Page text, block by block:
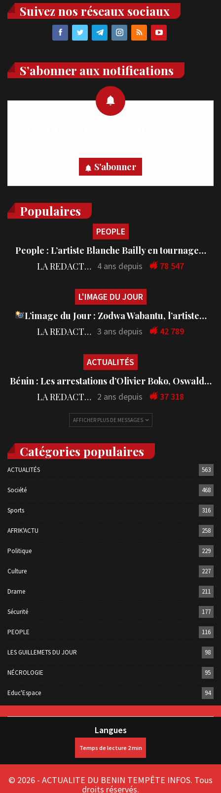
Suivez nos réseaux sociaux
S’abonner aux notifications
S'abonner
Populaires
PEOPLE
People : L’artiste Blanche Bailly en tournage…
LA REDACTION 4 ans depuis 78 547
L'IMAGE DU JOUR
L’image du Jour : Zodwa Wabantu, l’artiste…
LA REDACTION 3 ans depuis 42 789
ACTUALITÉS
Bénin : Les arrestations d’Olivier Boko, Oswald…
LA REDACTION 2 ans depuis 37 318
AFFICHER PLUS DE MESSAGES
Catégories populaires
ACTUALITÉS 563
Société 468
Sports 316
AFRIK'ACTU 258
Politique 229
Culture 227
Drame 211
Sécurité 177
PEOPLE 116
LES GUILLEMETS DU JOUR 98
NÉCROLOGIE 95
Educ'Espace 94
Langues
© 2026 - ACTUALITE DU BENIN TEMPÊTE INFOS. Tous
droits réservés.